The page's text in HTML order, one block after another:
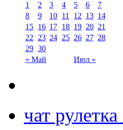
« Май Июл »
1 2 3 4 5 6
7
8
9 10 11 12 13 14
15 16 17 18 19 20 21
22
23 24 25 26 27 28
29 30
чат